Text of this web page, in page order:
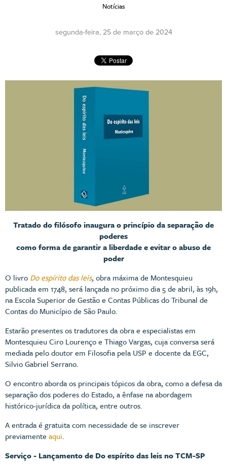
Notícias
segunda-feira, 25 de março de 2024
Tratado do filósofo inaugura o princípio da separação de
poderes
como forma de garantir a liberdade e evitar o abuso de
poder
O livro Do espírito das leis, obra máxima de Montesquieu
publicada em 1748, será lançada no próximo dia 5 de abril, às 19h,
na Escola Superior de Gestão e Contas Públicas do Tribunal de
Contas do Município de São Paulo.
Estarão presentes os tradutores da obra e especialistas em
Montesquieu Ciro Lourenço e Thiago Vargas, cuja conversa será
mediada pelo doutor em Filosofia pela USP e docente da EGC,
Silvio Gabriel Serrano.
O encontro aborda os principais tópicos da obra, como a defesa da
separação dos poderes do Estado, a ênfase na abordagem
histórico-jurídica da política, entre outros.
A entrada é gratuita com necessidade de se inscrever
previamente aqui.
Serviço - Lançamento de Do espírito das leis no TCM-SP